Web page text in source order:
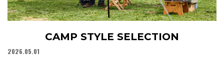
CAMP STYLE SELECTION
2026.05.01